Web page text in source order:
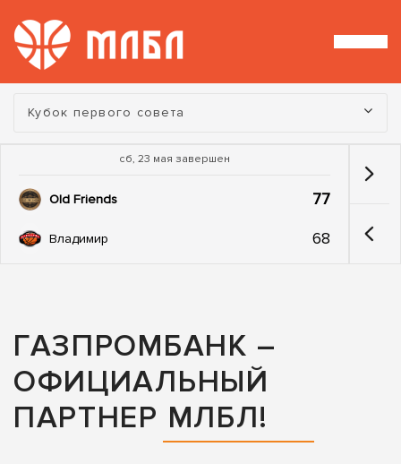
Турнир:
Кубок первого совета
сб, 23 мая завершен
Old Friends 77
Владимир 68
ГАЗПРОМБАНК –
ОФИЦИАЛЬНЫЙ
ПАРТНЕР МЛБЛ!